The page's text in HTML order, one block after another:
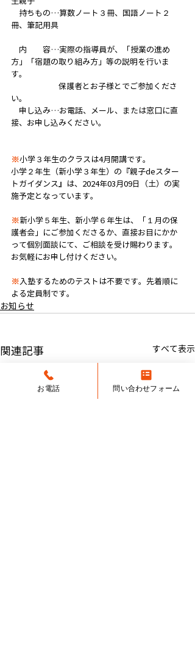
持ちもの…算数ノート３冊、国語ノート２
冊、筆記用具
内　　容…実際の指導員が、「授業の進め
方」「宿題の取り組み方」等の説明を行いま
す。
保護者とお子様とでご参加くださ
い。
申し込み…お電話、メール、または窓口に直
接、お申し込みください。
※小学３年生のクラスは4月開講です。
小学２年生（新小学３年生）の『親子deスター
トガイダンス』は、2024年03月09日（土）の実
施予定となっています。
※新小学５年生、新小学６年生は、「１月の保
護者会」にご参加くださるか、直接お目にかか
って個別面談にて、ご相談を受け賜わります。
お気軽にお申し付けください。
※ 入塾するためのテストは不要です。先着順に
よる定員制です。
お知らせ
関連記事 すべて表示
お電話 問い合わせフォーム